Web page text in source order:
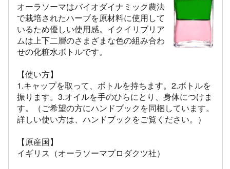
オーラソーマはバイオダイナミック農法
で栽培されたハーブを原材料に使用して
いるため優しい使用感。イクイリブリア
ムは上下二層のさまざまな色の組み合わ
せの化粧水ボトルです。
【使い方】
1.キャップを取って、ボトルを持ちます。2.ボトルを
振ります。3.オイルを手のひらにとり、身体につけま
す。（ご希望の方にハンドブックを同梱しています。
詳しい使い方は、ハンドブックをご覧ください。）
【原産国】
イギリス（オーラソーマプロダクツ社）